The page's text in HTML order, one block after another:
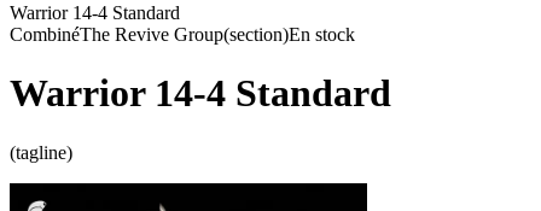
Warrior 14-4 Standard
CombinéThe Revive Group(section)En stock
Warrior 14-4 Standard
(tagline)